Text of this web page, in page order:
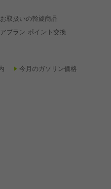
取扱いの斡旋商品
プラン ポイント交換
今月のガソリン価格